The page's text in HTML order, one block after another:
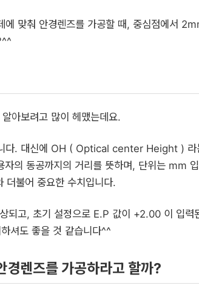
에 맞춰 안경렌즈를 가공할 때, 중심점에서
아보려고 많이 헤맸는데요.
다. 대신에 OH ( Optical center Height ) 라
의 동공까지의 거리를 뜻하며, 단위는 mm 입
불어 중요한 수치입니다.
되고, 초기 설정으로 E.P 값이 +2.00 이 입력
셔도 좋을 것 같습니다^^
렌즈를 가공하라고 할까?